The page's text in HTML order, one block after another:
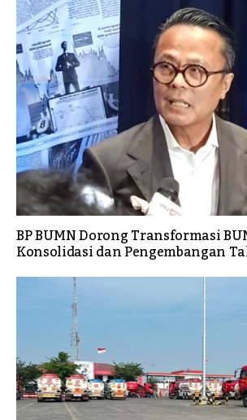
BP BUMN Dorong Transformasi
Konsolidasi dan Pengembangan